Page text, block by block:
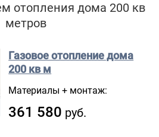
отопления дома 200 кв
метров
Газовое отопление дома
200 кв м
Материалы + монтаж:
361 580 руб.